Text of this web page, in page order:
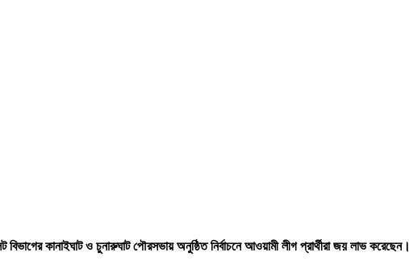
কানাইঘাট ও চুনারুঘাট পৌরসভায় অনুষ্ঠিত নির্বাচনে আওয়ামী লীগ প্রার্থীরা জয় লাভ করেছেন।